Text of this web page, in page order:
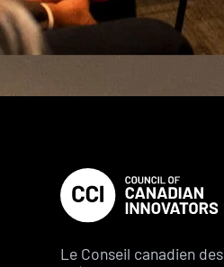
Le Conseil canadien